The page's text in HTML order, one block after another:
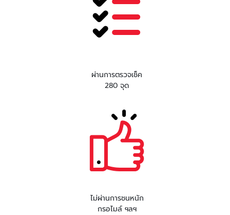
ผ่านการตรวจเช็ค
280 จุด
ไม่ผ่านการชนหนัก
กรอไมล์ ฯลฯ